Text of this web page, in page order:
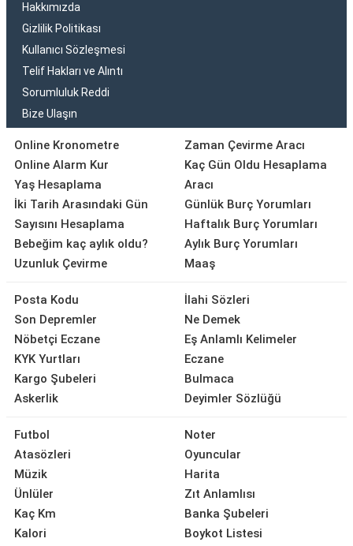
Hakkımızda
Gizlilik Politikası
Kullanıcı Sözleşmesi
Telif Hakları ve Alıntı
Sorumluluk Reddi
Bize Ulaşın
Online Kronometre
Online Alarm Kur
Yaş Hesaplama
İki Tarih Arasındaki Gün
Sayısını Hesaplama
Bebeğim kaç aylık oldu?
Uzunluk Çevirme
Zaman Çevirme Aracı
Kaç Gün Oldu Hesaplama
Aracı
Günlük Burç Yorumları
Haftalık Burç Yorumları
Aylık Burç Yorumları
Maaş
Posta Kodu
Son Depremler
Nöbetçi Eczane
KYK Yurtları
Kargo Şubeleri
Askerlik
İlahi Sözleri
Ne Demek
Eş Anlamlı Kelimeler
Eczane
Bulmaca
Deyimler Sözlüğü
Futbol
Atasözleri
Müzik
Ünlüler
Kaç Km
Kalori
Noter
Oyuncular
Harita
Zıt Anlamlısı
Banka Şubeleri
Boykot Listesi